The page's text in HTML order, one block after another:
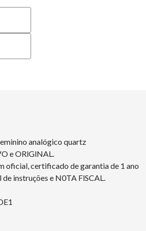
analógico quartz
e ORlGlNAL.
oficial, certificado de garantia de 1 ano
instruções e N0TA FlSCAL.